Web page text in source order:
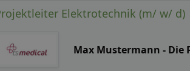
Elektrotechnik (m/ w/ d)
Max Mustermann - Die